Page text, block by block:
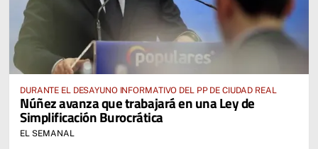
DURANTE EL DESAYUNO INFORMATIVO DEL PP DE CIUDAD REAL
Núñez avanza que trabajará en una Ley de
Simplificación Burocrática
EL SEMANAL